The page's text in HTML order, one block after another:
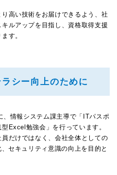
高い技術をお届けできるよう、社
ルアップを目指し、資格取得支援
す。
シー向上のために
、情報システム課主導で「ITパスポ
Excel勉強会」を行っています。
だけではなく、会社全体としての
セキュリティ意識の向上を目的と